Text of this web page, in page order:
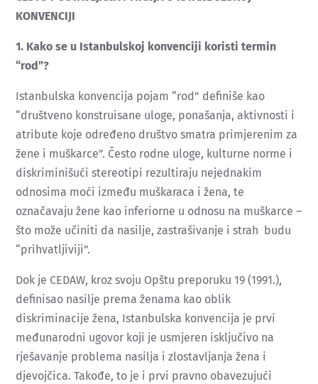
KONVENCIJI
1. Kako se u Istanbulskoj konvenciji koristi termin
“rod”?
Istanbulska konvencija pojam “rod” definiše kao
“društveno konstruisane uloge, ponašanja, aktivnosti i
atribute koje određeno društvo smatra primjerenim za
žene i muškarce”. Često rodne uloge, kulturne norme i
diskriminišući stereotipi rezultiraju nejednakim
odnosima moći između muškaraca i žena, te
označavaju žene kao inferiorne u odnosu na muškarce –
što može učiniti da nasilje, zastrašivanje i strah budu
“prihvatljiviji”.
Dok je CEDAW, kroz svoju Opštu preporuku 19 (1991.),
definisao nasilje prema ženama kao oblik
diskriminacije žena, Istanbulska konvencija je prvi
međunarodni ugovor koji je usmjeren isključivo na
rješavanje problema nasilja i zlostavljanja žena i
djevojčica. Takođe, to je i prvi pravno obavezujući